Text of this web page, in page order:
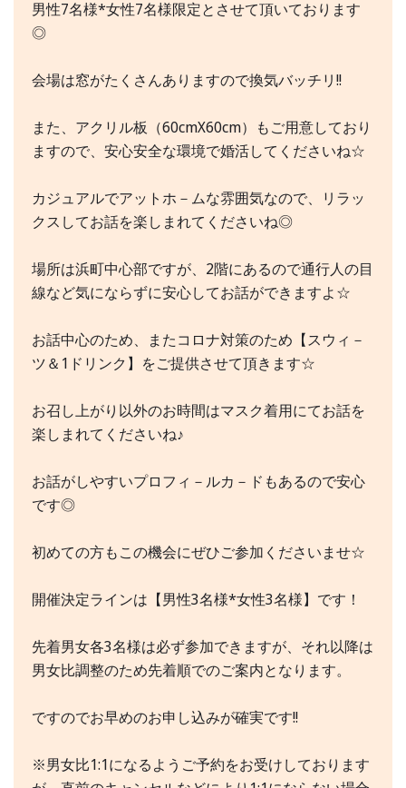
男性7名様*女性7名様限定とさせて頂いております
◎
会場は窓がたくさんありますので換気バッチリ!!
また、アクリル板（60cmX60cm）もご用意しており
ますので、安心安全な環境で婚活してくださいね☆
カジュアルでアットホ－ムな雰囲気なので、リラッ
クスしてお話を楽しまれてくださいね◎
場所は浜町中心部ですが、2階にあるので通行人の目
線など気にならずに安心してお話ができますよ☆
お話中心のため、またコロナ対策のため【スウィ－
ツ＆1ドリンク】をご提供させて頂きます☆
お召し上がり以外のお時間はマスク着用にてお話を
楽しまれてくださいね♪
お話がしやすいプロフィ－ルカ－ドもあるので安心
です◎
初めての方もこの機会にぜひご参加くださいませ☆
開催決定ラインは【男性3名様*女性3名様】です！
先着男女各3名様は必ず参加できますが、それ以降は
男女比調整のため先着順でのご案内となります。
ですのでお早めのお申し込みが確実です!!
※男女比1:1になるようご予約をお受けしております